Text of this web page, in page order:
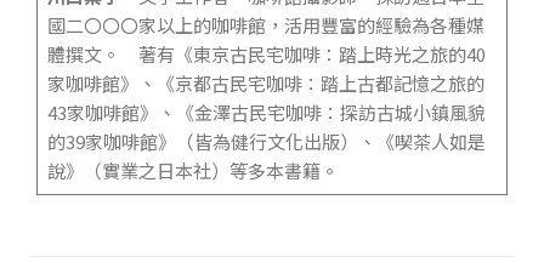
國二〇〇〇家以上的咖啡館，活用豐富的經驗為各種媒
體撰文。 著有《東京古民宅咖啡：踏上時光之旅的40
家咖啡館》、《京都古民宅咖啡：踏上古都記憶之旅的
43家咖啡館》、《金澤古民宅咖啡：探訪古城小鎮風貌
的39家咖啡館》（皆為健行文化出版）、《喫茶人如是
說》（實業之日本社）等多本書籍。